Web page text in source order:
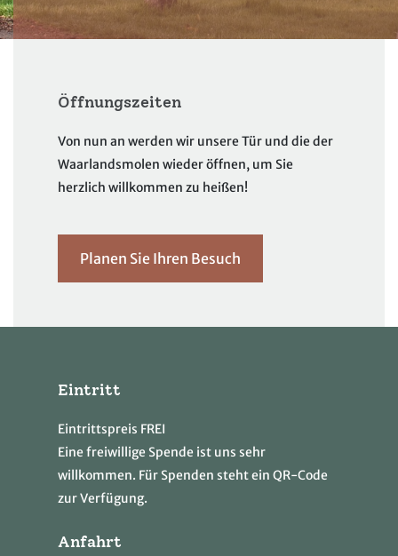
Öffnungszeiten
Von nun an werden wir unsere Tür und die der
Waarlandsmolen wieder öffnen, um Sie
herzlich willkommen zu heißen!
Planen Sie Ihren Besuch
Eintritt
Eintrittspreis FREI
Eine freiwillige Spende ist uns sehr
willkommen. Für Spenden steht ein QR-Code
zur Verfügung.
Anfahrt